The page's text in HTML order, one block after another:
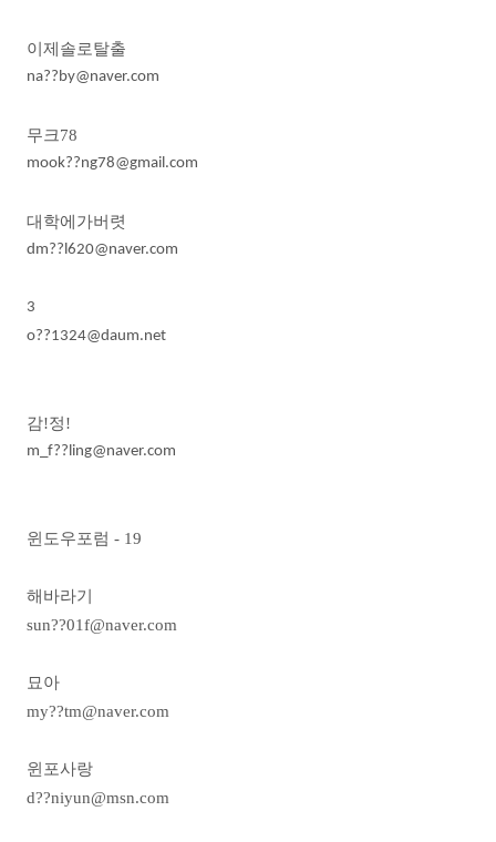
이제솔로탈출
na??by@naver.com
무크78
mook??ng78@gmail.com
대학에가버렷
dm??l620@naver.com
3
o??1324@daum.net
감!정!
m_f??ling@naver.com
윈도우포럼 - 19
해바라기
sun??01f@naver.com
묘아
my??tm@naver.com
윈포사랑
d??niyun@msn.com